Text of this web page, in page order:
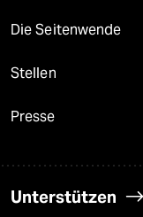
Die Seitenwende
Stellen
Presse
Unterstützen